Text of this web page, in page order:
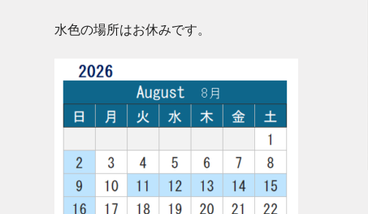
水色の場所はお休みです。